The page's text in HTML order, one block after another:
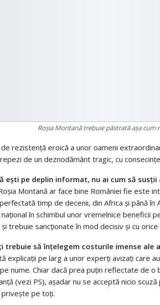
Roşia Montană trebuie păstrată aşa cum
rezistenţă eroică a unor oameni
de un deznodământ tragic, cu
eşti pe deplin informat, nu ai cum să
Montană ar face bine României fie este
timp de decenii, din Africa şi până în
în schimbul unor vremelnice beneficii
trebuie sancţionate în mod decisiv şi cu orice
trebuie să înţelegem costurile imense
explicaţii pe larg a unor experţi avizaţi care
nume. Chiar dacă prea puţin reflectate de
(vezi PS), aşadar nu se acceptă nicio
priveşte pe toţi.